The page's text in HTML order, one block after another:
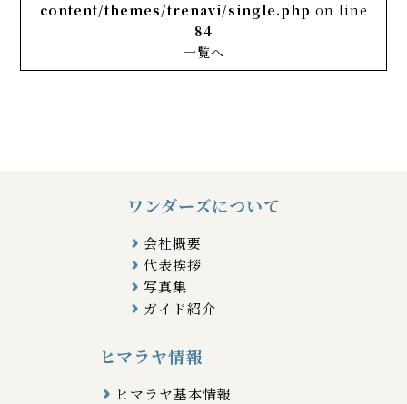
content/themes/trenavi/single.php on line
84
一覧へ
ワンダーズについて
会社概要
代表挨拶
写真集
ガイド紹介
ヒマラヤ情報
ヒマラヤ基本情報